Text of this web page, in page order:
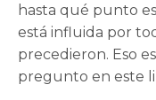
hasta qué punto
está influida por
precedieron. Eso
pregunto en este